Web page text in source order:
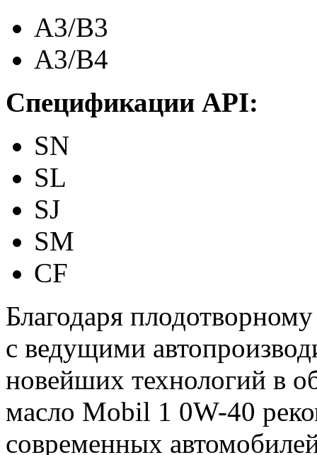
A3/B3
A3/B4
Спецификации API:
SN
SL
SJ
SM
CF
Благодаря
с ведущими
новейших технологий в
масло Mobil 1 0W-40
современных